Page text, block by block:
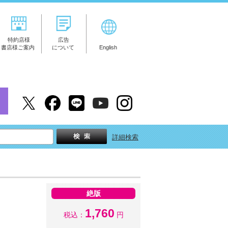
特約店様
書店様ご案内
広告
について
English
詳細検索
絶版
税込： 1,760 円